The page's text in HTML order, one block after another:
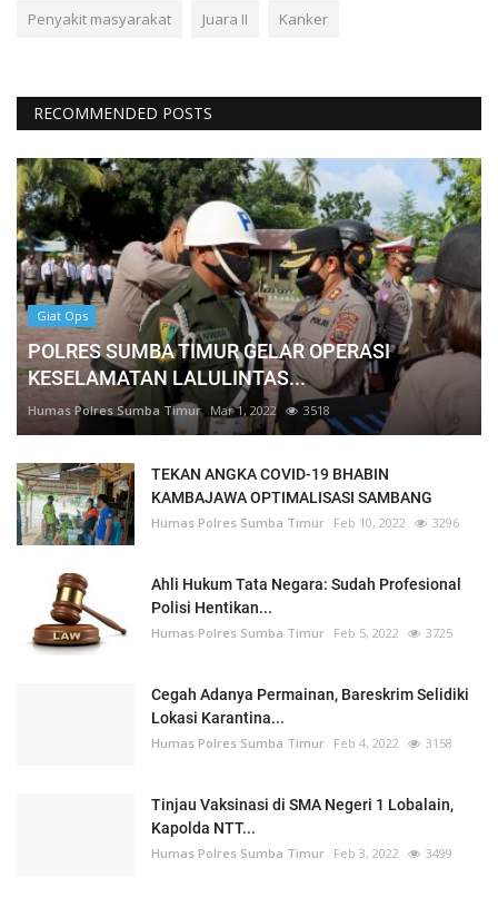
Penyakit masyarakat Juara II Kanker
RECOMMENDED POSTS
Giat Ops
POLRES SUMBA TIMUR GELAR OPERASI
KESELAMATAN LALULINTAS...
Humas Polres Sumba Timur Mar 1, 2022 3518
TEKAN ANGKA COVID-19 BHABIN
KAMBAJAWA OPTIMALISASI SAMBANG
Humas Polres Sumba Timur Feb 10, 2022 3296
Ahli Hukum Tata Negara: Sudah Profesional
Polisi Hentikan...
Humas Polres Sumba Timur Feb 5, 2022 3725
Cegah Adanya Permainan, Bareskrim Selidiki
Lokasi Karantina...
Humas Polres Sumba Timur Feb 4, 2022 3158
Tinjau Vaksinasi di SMA Negeri 1 Lobalain,
Kapolda NTT...
Humas Polres Sumba Timur Feb 3, 2022 3499